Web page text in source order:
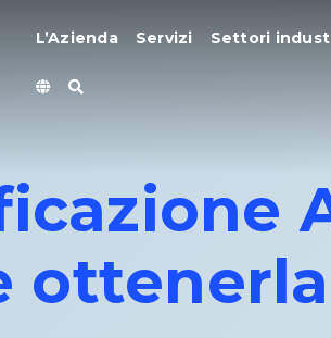
L’Azienda Servizi Settori
ottenerla